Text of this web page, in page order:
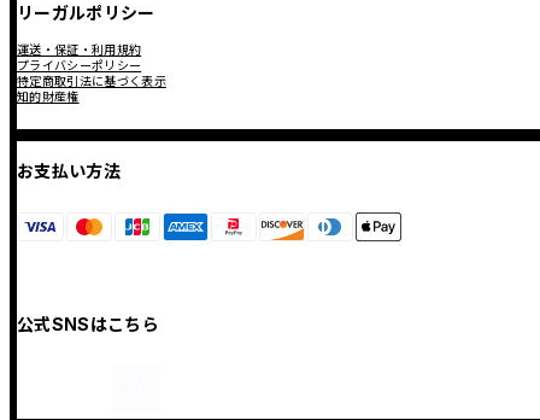
リーガルポリシー
運送・保証・利用規約
プライバシーポリシー
特定商取引法に基づく表示
知的財産権
お支払い方法
公式SNSはこちら